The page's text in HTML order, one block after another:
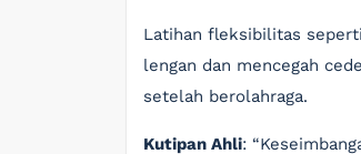
Latihan fleksibilitas
lengan dan mencegah
setelah berolahraga.
Kutipan Ahli: